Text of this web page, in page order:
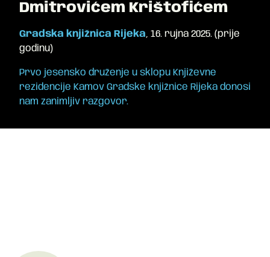
Dmitrovićem Krištofićem
Gradska knjižnica Rijeka, 16. rujna 2025. (prije
godinu)
Prvo jesensko druženje u sklopu Književne
rezidencije Kamov Gradske knjižnice Rijeka donosi
nam zanimljiv razgovor.